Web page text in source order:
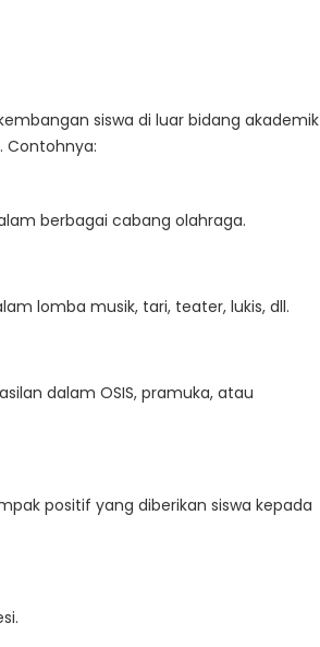
siswa di luar bidang akademik
Contohnya:
berbagai cabang olahraga.
lomba musik, tari, teater, lukis, dll.
dalam OSIS, pramuka, atau
positif yang diberikan siswa kepada